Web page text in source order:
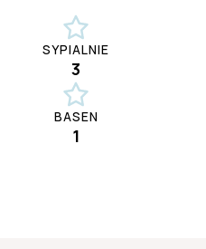
SYPIALNIE
3
BASEN
1